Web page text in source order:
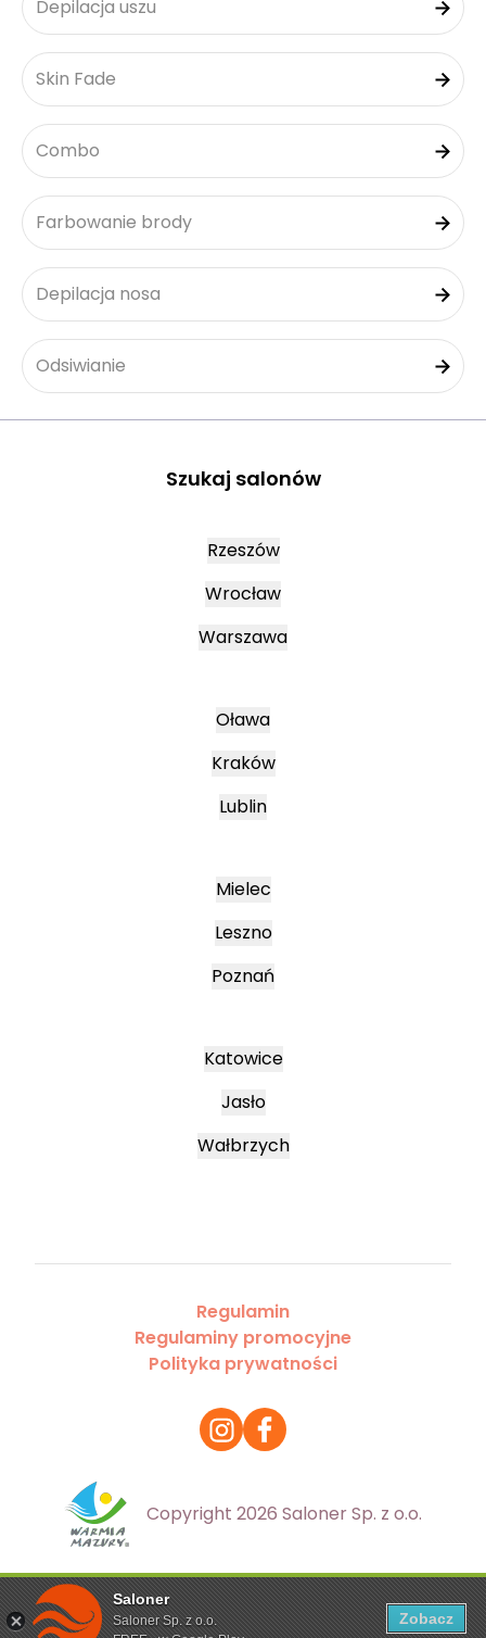
Saloner
Saloner Sp. z o.o.
Zobacz
Depilacja uszu
Skin Fade
Combo
Farbowanie brody
Depilacja nosa
Odsiwianie
Ta strona korzysta z plików cookies. Aby dowiedzieć się
Szukaj salonów
Rzeszów
Wrocław
Warszawa
Oława
Kraków
Lublin
Mielec
Leszno
Poznań
Katowice
Jasło
Wałbrzych
Regulamin
Regulaminy promocyjne
Polityka prywatności
Copyright 2026 Saloner Sp. z o.o.